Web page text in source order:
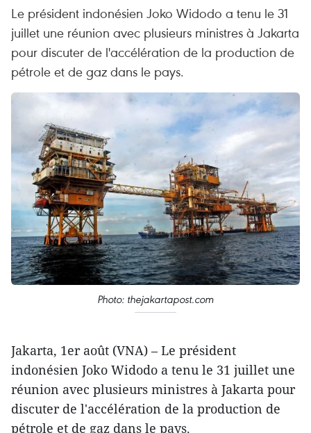
Le président indonésien Joko Widodo a tenu le 31
juillet une réunion avec plusieurs ministres à Jakarta
pour discuter de l'accélération de la production de
pétrole et de gaz dans le pays.
Photo: thejakartapost.com
Jakarta, 1er août (VNA) – Le président
indonésien Joko Widodo a tenu le 31 juillet une
réunion avec plusieurs ministres à Jakarta pour
discuter de l'accélération de la production de
pétrole et de gaz dans le pays.